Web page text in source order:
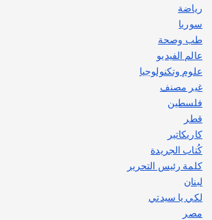
رياضة
سوريا
طب وصحة
عالم الفيديو
علوم وتكنولوجيا
غير مصنف
فلسطين
قطر
كاريكاتير
كُتاب الجريدة
كلمة رئيس التحرير
لبنان
لكي يا سيدتي
مصر